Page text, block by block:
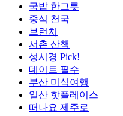
국밥 한그릇
중식 천국
브런치
서촌 산책
성시경 Pick!
데이트 필수
부산 미식여행
일산 핫플레이스
떠나요 제주로